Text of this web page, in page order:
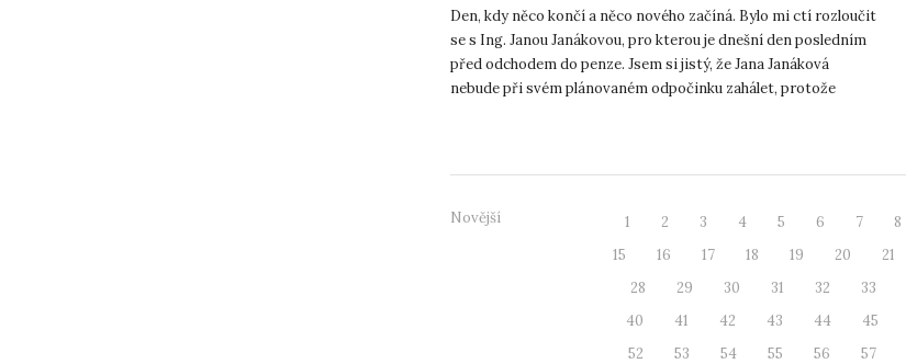
Den, kdy něco končí a něco nového začíná. Bylo mi ctí rozloučit
se s Ing. Janou Janákovou, pro kterou je dnešní den posledním
před odchodem do penze. Jsem si jistý, že Jana Janáková
nebude při svém plánovaném odpočinku zahálet, protože
Novější 1 2 3 4 5 6 7 8
15
16 17 18 19 20 21
28
29 30 31 32 33
40
41 42 43 44 45
52
53 54 55 56 57